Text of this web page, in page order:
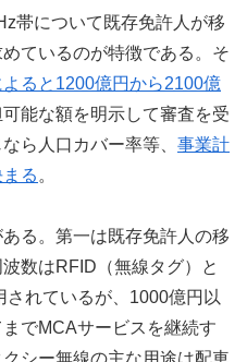
帯について既存免許人が移
ているのが特徴である。そ
ると1200億円から2100億
能な額を明示して審査を受
ら人口カバー率等、 事業計
る 。
る。第一は既存免許人の移
数はRFID（無線タグ）と
されているが、1000億円以
でMCAサービスを継続す